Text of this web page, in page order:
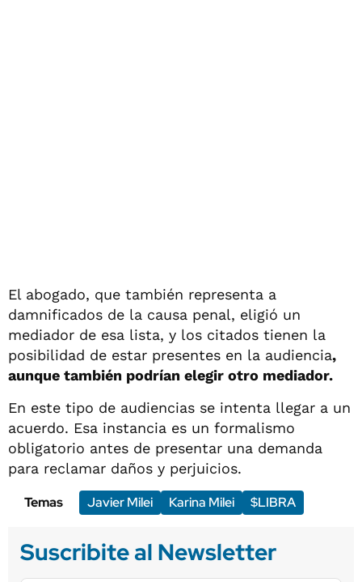
El abogado, que también representa a
damnificados de la causa penal, eligió un
mediador de esa lista, y los citados tienen la
posibilidad de estar presentes en la audiencia,
aunque también podrían elegir otro mediador.
En este tipo de audiencias se intenta llegar a un
acuerdo. Esa instancia es un formalismo
obligatorio antes de presentar una demanda
para reclamar daños y perjuicios.
Temas
Javier Milei Karina Milei $LIBRA
Suscribite al Newsletter